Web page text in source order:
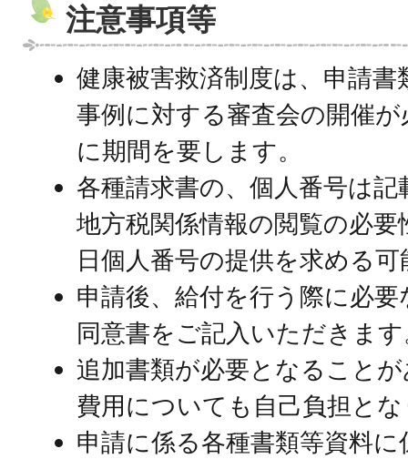
注意事項等
健康被害救済制度は、申請
事例に対する審査会の開催
に期間を要します。
各種請求書の、個人番号は
地方税関係情報の閲覧の必
日個人番号の提供を求める
申請後、給付を行う際に必
同意書をご記入いただきま
追加書類が必要となること
費用についても自己負担と
申請に係る各種書類等資料